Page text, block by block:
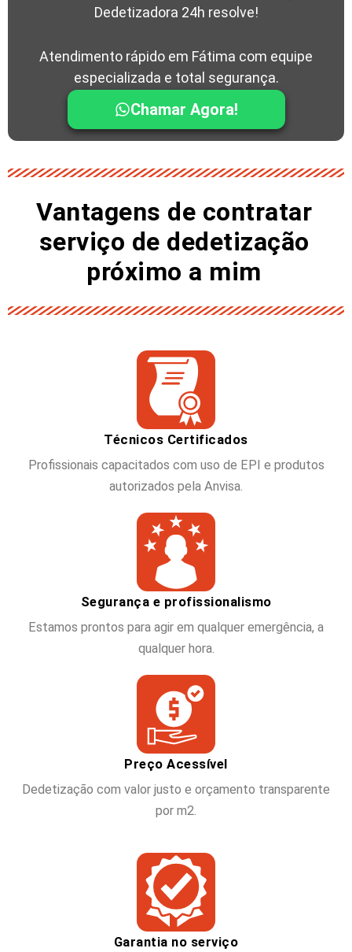
Dedetizadora 24h resolve!
Atendimento rápido em Fátima com equipe
especializada e total segurança.
Chamar Agora!
Vantagens de contratar
serviço de dedetização
próximo a mim
Técnicos Certificados
Profissionais capacitados com uso de EPI e produtos
autorizados pela Anvisa.
Segurança e profissionalismo
Estamos prontos para agir em qualquer emergência, a
qualquer hora.
Preço Acessível
Dedetização com valor justo e orçamento transparente
por m2.
Garantia no serviço